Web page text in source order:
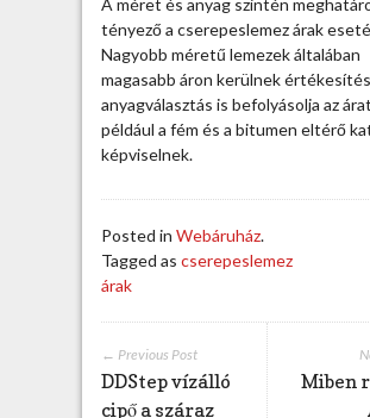
g
é
s
m
i
s
j
tényező a cserepeslemez árak
Nagyobb méretű lemezek általában
magasabb áron kerülnek
anyagválasztás is befolyásolja az
például a fém és a bitumen eltérő
képviselnek.
Posted in Webáruház.
Tagged as cserepeslemez
árak
Miben
← Previous Post
DDStep vízálló
cipő a száraz